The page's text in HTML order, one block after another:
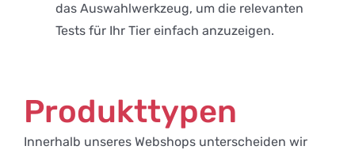
das Auswahlwerkzeug, um die relevanten
Tests für Ihr Tier einfach anzuzeigen.
Produkttypen
Innerhalb unseres Webshops unterscheiden wir